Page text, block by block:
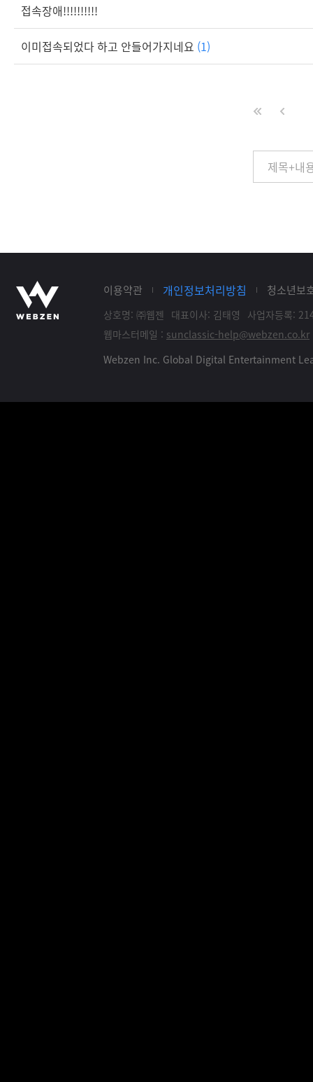
접속장애!!!!!!!!!!
이미접속되었다 하고 안들어가지네요 (1)
이용약관 개인정보처리방침 청소년보
상호명: ㈜웹젠 대표이사: 김태영
사업자등록:
웹마스터메일 : sunclassic-help@webzen.co.kr
Webzen Inc. Global Digital Entertainment